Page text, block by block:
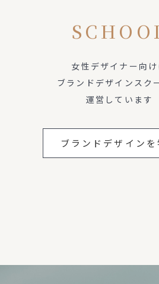
女性デザイナー向け
ブランドデザインスク
運営しています
ブランドデザインを